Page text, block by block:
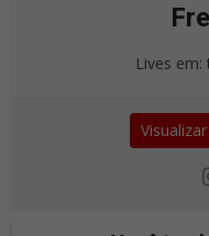
Lives em: